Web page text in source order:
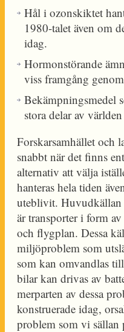
Hål i ozonskiktet
1980-talet även om
idag.
Hormonstörande
viss framgång
Bekämpningsmedel
stora delar av
Forskarsamhället och
snabbt när det finns
alternativ att välja
hanteras hela tiden
uteblivit. Huvudkällan
är transporter i form
och flygplan. Dessa
miljöproblem som
som kan omvandlas
bilar kan drivas av
merparten av dessa
konstruerade idag,
problem som vi